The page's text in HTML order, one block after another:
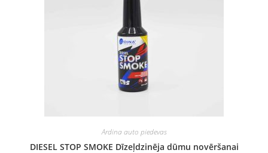
Ardina auto piedevas
DIESEL STOP SMOKE Dīzeļdzinēja dūmu novēršanai